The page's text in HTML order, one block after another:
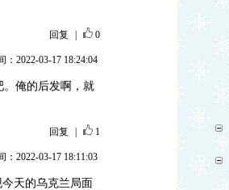
回复 0
：2022-03-17 18:24:04
俺的后发啊，就
回复 1
：2022-03-17 18:11:03
天的乌克兰局面